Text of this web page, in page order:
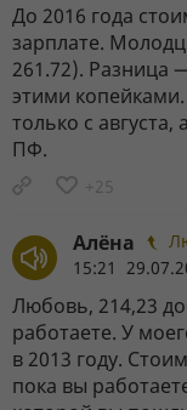
До 2016 года
зарплате.
261.72). Разница
этими
только с
ПФ.
+25
Алёна
15:21
Любовь, 214,23
работаете. У
в 2013 году.
пока вы